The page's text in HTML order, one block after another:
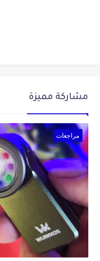
مشاركة مميزة
مراجعات